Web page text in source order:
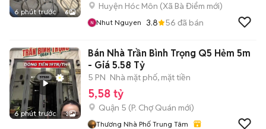
6 phút trước 6
Huyện Hóc Môn (Xã Bà Điểm mới)
Nhut Nguyen 3.8 56 đã bán
6 phút trước 3
Bán Nhà Trần Bình Trọng Q5 Hẻm 5m
- Giá 5.58 Tỷ
5 PN Nhà mặt phố, mặt tiền
5,58 tỷ
Quận 5 (P. Chợ Quán mới)
Thương Nhà Phố Trung Tâm